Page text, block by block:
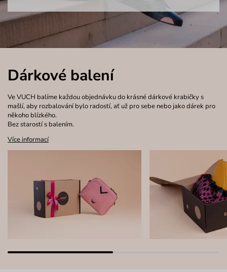
Dárkové balení
Ve VUCH balíme každou objednávku do krásné dárkové krabičky s
mašlí, aby rozbalování bylo radostí, ať už pro sebe nebo jako dárek pro
někoho blízkého.
Bez starostí s balením.
Více informací